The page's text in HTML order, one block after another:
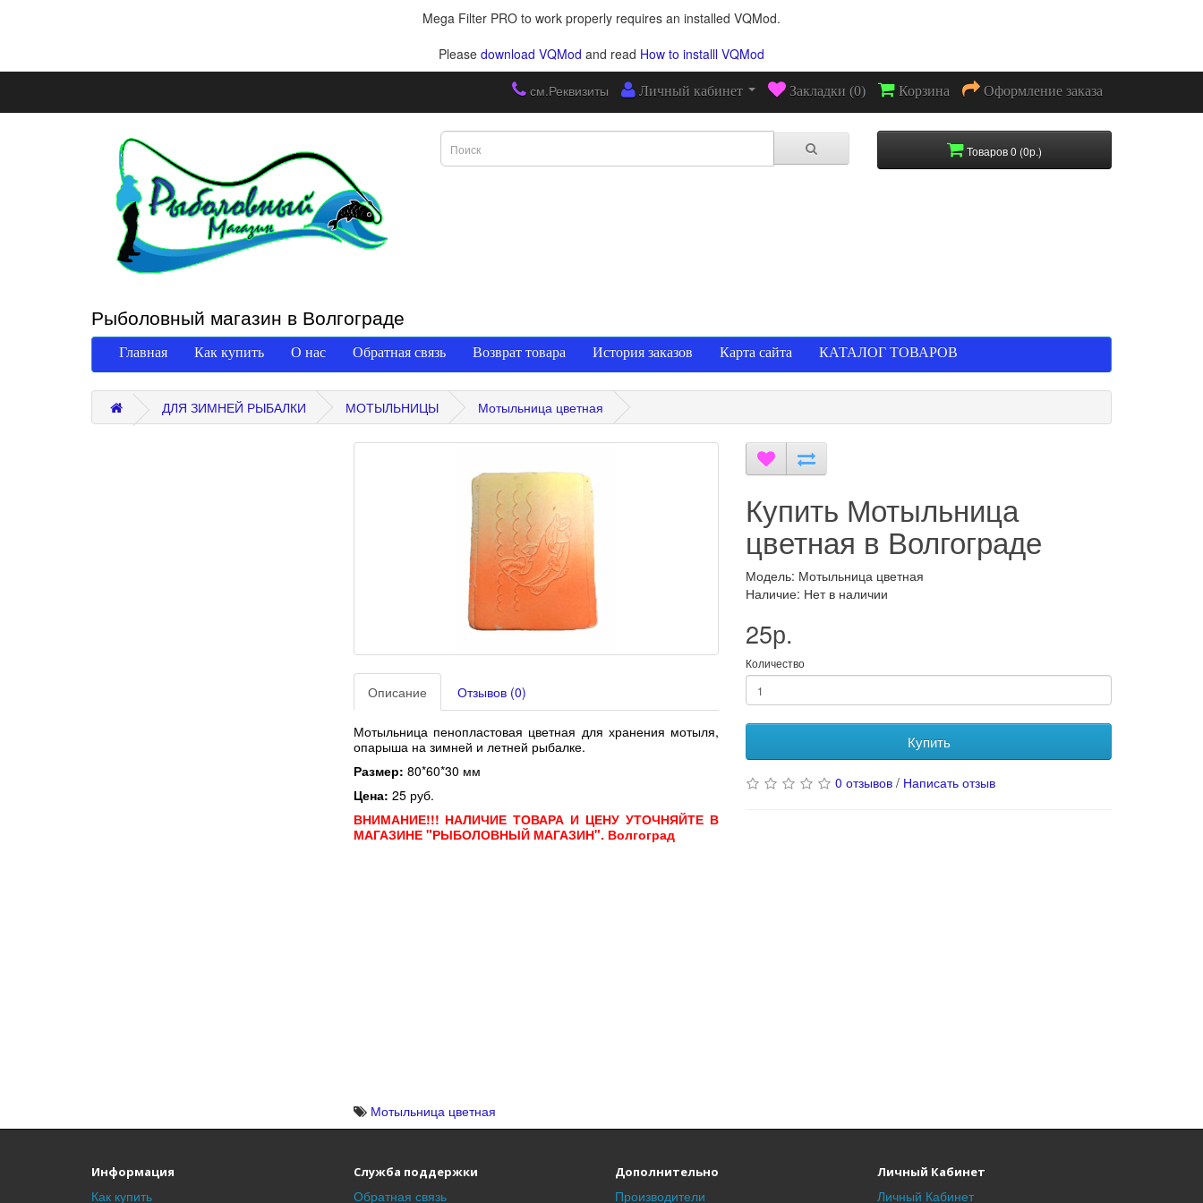
Mega Filter PRO to work properly requires an installed VQMod.
Please download VQMod and read How to installl VQMod
см.Реквизиты Личный кабинет Закладки (0) Корзина Оформление заказа
Товаров 0 (0р.)
Рыболовный магазин в Волгограде
Главная Как купить О нас Обратная связь Возврат товара История заказов Карта сайта КАТАЛОГ ТОВАРОВ
ДЛЯ ЗИМНЕЙ РЫБАЛКИ МОТЫЛЬНИЦЫ Мотыльница цветная
Описание Отзывов (0)
Мотыльница пенопластовая цветная для хранения мотыля,
опарыша на зимней и летней рыбалке.
Размер: 80*60*30 мм
Цена: 25 руб.
ВНИМАНИЕ!!! НАЛИЧИЕ ТОВАРА И ЦЕНУ УТОЧНЯЙТЕ В
МАГАЗИНЕ "РЫБОЛОВНЫЙ МАГАЗИН". Волгоград
Купить Мотыльница
цветная в Волгограде
Модель: Мотыльница цветная
Наличие: Нет в наличии
25р.
Количество
Купить
0 отзывов / Написать отзыв
Мотыльница цветная
Информация
Как купить
Служба поддержки
Обратная связь
Дополнительно
Производители
Личный Кабинет
Личный Кабинет